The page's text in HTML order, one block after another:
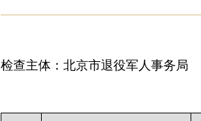
检查主体：北京市退役军人事务局